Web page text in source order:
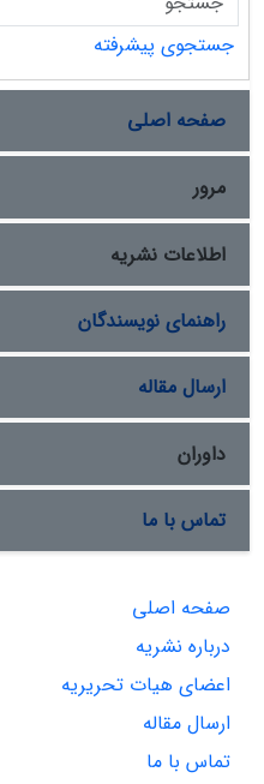
جستجوی پیشرفته
صفحه اصلی
مرور
اطلاعات نشریه
راهنمای نویسندگان
ارسال مقاله
داوران
تماس با ما
صفحه اصلی
درباره نشریه
اعضای هیات تحریریه
ارسال مقاله
تماس با ما